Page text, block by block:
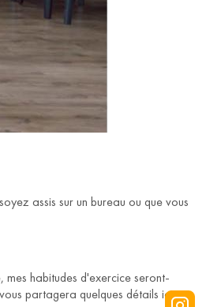
assis sur un bureau ou que vous
mes habitudes d'exercice seront-
partagera quelques détails ici.